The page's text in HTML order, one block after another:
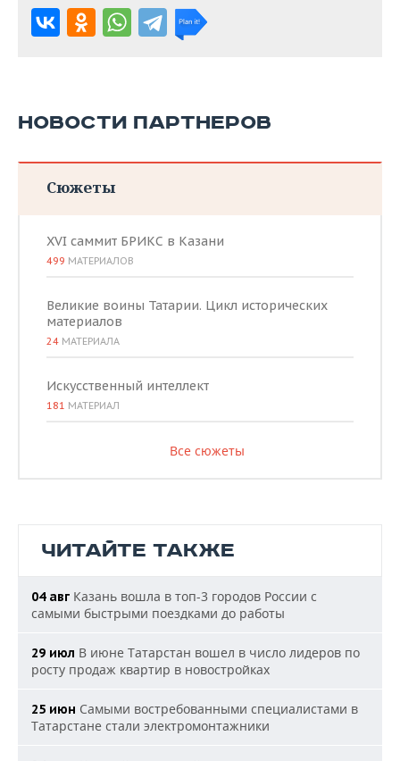
НОВОСТИ ПАРТНЕРОВ
Сюжеты
XVI саммит БРИКС в Казани
499 МАТЕРИАЛОВ
Великие воины Татарии. Цикл исторических
материалов
24 МАТЕРИАЛА
Искусственный интеллект
181 МАТЕРИАЛ
Все сюжеты
ЧИТАЙТЕ ТАКЖЕ
04 авг Казань вошла в топ-3 городов России с
самыми быстрыми поездками до работы
29 июл В июне Татарстан вошел в число лидеров по
росту продаж квартир в новостройках
25 июн Самыми востребованными специалистами в
Татарстане стали электромонтажники